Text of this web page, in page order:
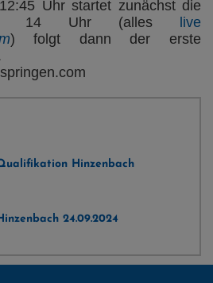
Uhr startet zunächst die
um 14 Uhr (alles
live
) folgt dann der erste
Hinzenbach
24.09.2024